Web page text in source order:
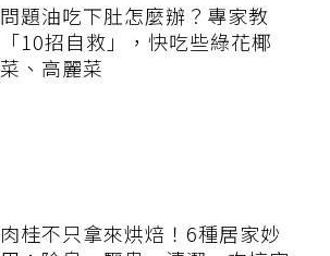
問題油吃下肚怎麼辦？專家教
「10招自救」，快吃些綠花椰
菜、高麗菜
肉桂不只拿來烘焙！6種居家妙